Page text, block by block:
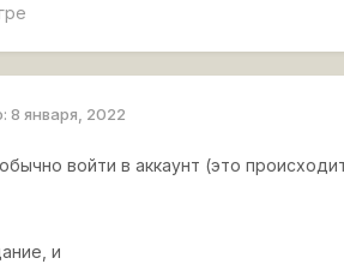
8 января, 2022
войти в аккаунт (это
и